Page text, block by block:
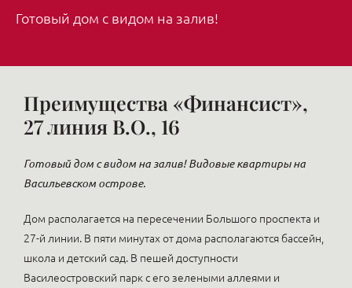
Готовый дом с видом на залив!
Преимущества «Финансист»,
27 линия В.О., 16
Готовый дом с видом на залив! Видовые квартиры на
Васильевском острове.
Дом располагается на пересечении Большого проспекта и
27-й линии. В пяти минутах от дома располагаются бассейн,
школа и детский сад. В пешей доступности
Василеостровский парк с его зелеными аллеями и